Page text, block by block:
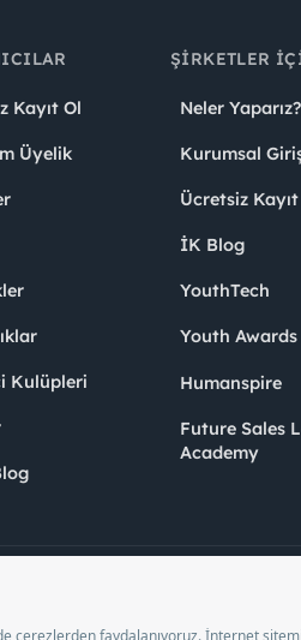
Kayıt Ol
Üyelik
Kulüpleri
ŞIRKETLER
Neler Yaparız?
Kurumsal
Ücretsiz Kayıt
İK Blog
YouthTech
Youth Awards
Humanspire
Future Sales
Academy